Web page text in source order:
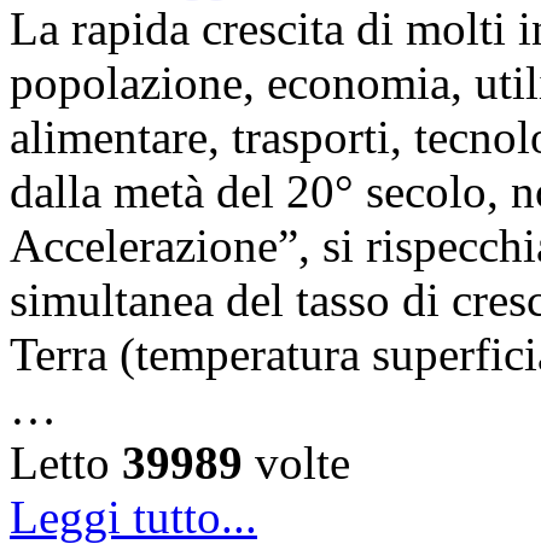
La rapida crescita di molti
popolazione, economia,
alimentare, trasporti,
dalla metà del 20° secolo,
Accelerazione”, si
simultanea del tasso di
Terra (temperatura
…
Letto 39989 volte
Leggi tutto...